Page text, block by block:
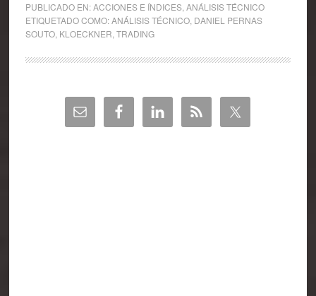
PUBLICADO EN:ACCIONES E ÍNDICES, ANÁLISIS TÉCNICO
ETIQUETADO COMO:ANÁLISIS TÉCNICO, DANIEL PERNAS
SOUTO, KLOECKNER TRADING
Barra
lateral